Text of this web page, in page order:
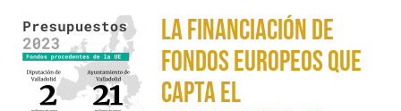
La financiación de
fondos europeos que
capta el